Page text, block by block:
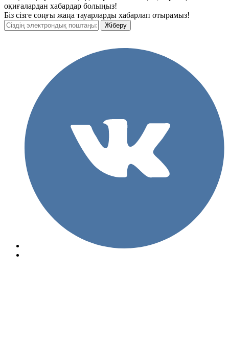
оқиғалардан хабардар болыңыз!
Біз сізге соңғы жаңа тауарларды хабарлап отырамыз!